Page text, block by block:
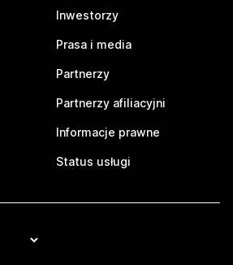
Inwestorzy
Prasa i media
Partnerzy
Partnerzy afiliacyjni
Informacje prawne
Status usługi